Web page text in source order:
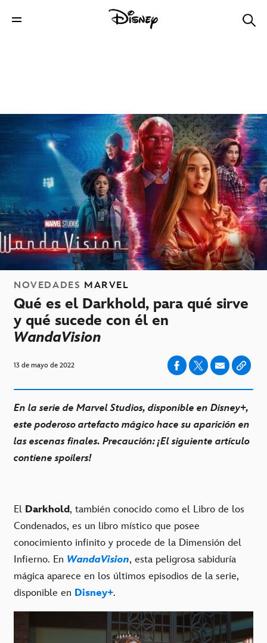
NOVEDADES MARVEL
Qué es el Darkhold, para qué sirve
y qué sucede con él en
WandaVision
13 de mayo de 2022
En la serie de Marvel Studios, disponible en Disney+,
este poderoso artefacto mágico hace su aparición en
las escenas finales. Precaución: ¡El siguiente artículo
contiene spoilers!
El Darkhold, también conocido como el Libro de los
Condenados, es un libro místico que posee
conocimiento infinito y procede de la Dimensión del
Infierno. En WandaVision, esta peligrosa sabiduría
mágica aparece en los últimos episodios de la serie,
disponible en Disney+.